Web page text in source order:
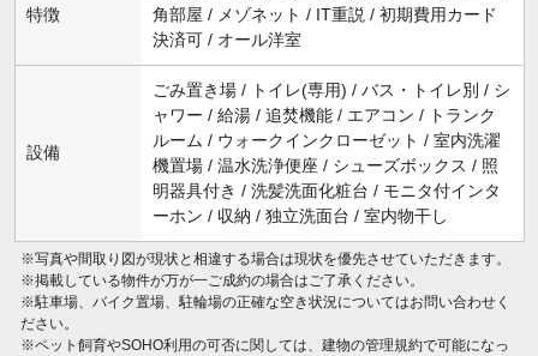
特徴
角部屋 / メゾネット / IT重説 / 初期費用カード
決済可 / オール洋室
設備
ごみ置き場 / トイレ(専用) / バス・トイレ別 / シ
ャワー / 給湯 / 追焚機能 / エアコン / トランク
ルーム / ウォークインクローゼット / 室内洗濯
機置場 / 温水洗浄便座 / シューズボックス / 照
明器具付き / 洗髪洗面化粧台 / モニタ付インタ
ーホン / 収納 / 独立洗面台 / 室内物干し
※写真や間取り図が現状と相違する場合は現状を優先させていただきます。
※掲載している物件が万が一ご成約の場合はご了承ください。
※駐車場、バイク置場、駐輪場の正確な空き状況についてはお問い合わせく
ださい。
※ペット飼育やSOHO利用の可否に関しては、建物の管理規約で可能になっ